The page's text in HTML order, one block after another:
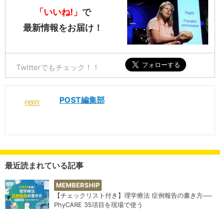
「いいね!」 で
最新情報をお届け！
Twitterでもチェック！！
POST編集部
最近読まれている記事
MEMBERSHIP
【チェックリスト付き】理学療法 症例報告の書き方──
PhyCARE 35項目を現場で使う